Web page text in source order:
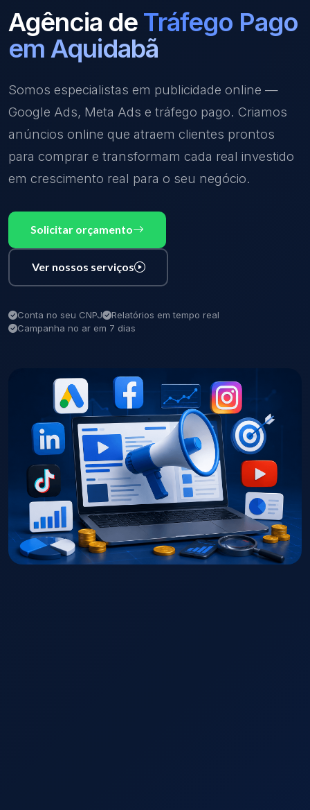
Agência de Tráfego Pago
em Aquidabã
Somos especialistas em publicidade online —
Google Ads, Meta Ads e tráfego pago. Criamos
anúncios online que atraem clientes prontos
para comprar e transformam cada real investido
em crescimento real para o seu negócio.
Solicitar orçamento
Ver nossos serviços
Conta no seu CNPJ
Relatórios em tempo real
Campanha no ar em 7 dias